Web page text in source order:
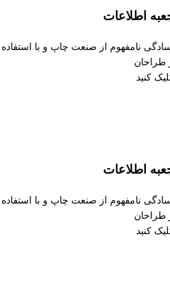
اطلاعات
نامفهوم از صنعت چاپ و با استفاده
طراحان
کنید
اطلاعات
نامفهوم از صنعت چاپ و با استفاده
طراحان
کنید